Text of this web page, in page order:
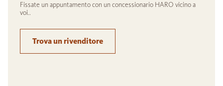
Fissate un appuntamento con un concessionario HARO vicino a
voi..
Trova un rivenditore